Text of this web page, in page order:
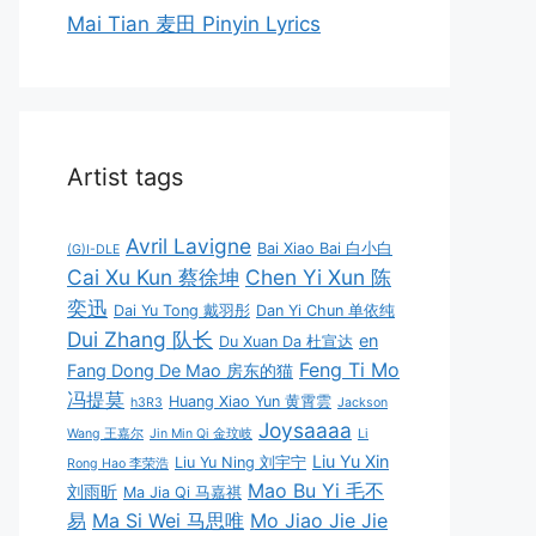
Mai Tian 麦田 Pinyin Lyrics
Artist tags
(G)I-DLE Avril Lavigne Bai Xiao Bai 白小白
Cai Xu Kun 蔡徐坤 Chen Yi Xun 陈
奕迅 Dai Yu Tong 戴羽彤 Dan Yi Chun 单依纯
Dui Zhang 队长 Du Xuan Da 杜宣达 en
Fang Dong De Mao 房东的猫 Feng Ti Mo
冯提莫 h3R3 Huang Xiao Yun 黄霄雲 Jackson
Wang 王嘉尔 Jin Min Qi 金玟岐 Joysaaaa Li
Rong Hao 李荣浩 Liu Yu Ning 刘宇宁 Liu Yu Xin
刘雨昕 Ma Jia Qi 马嘉祺 Mao Bu Yi 毛不
易 Ma Si Wei 马思唯 Mo Jiao Jie Jie